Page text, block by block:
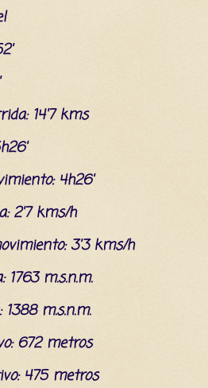
14'7 kms
4h26'
2'7 kms/h
3'3 kms/h
m.s.n.m.
m.s.n.m.
672 metros
475 metros